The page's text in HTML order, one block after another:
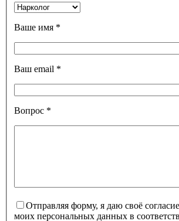
Ваше имя *
Ваш email *
Вопрос *
Отправляя форму, я даю своё
моих персональных данных в